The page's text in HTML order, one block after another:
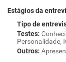
Estágios da
Tipo de
Testes:
Personalidade,
Outros: